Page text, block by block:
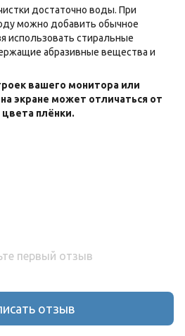
достаточно воды. При
можно добавить обычное
использовать стиральные
абразивные вещества и
вашего монитора или
экране может отличаться от
плёнки.
первый отзыв
отзыв